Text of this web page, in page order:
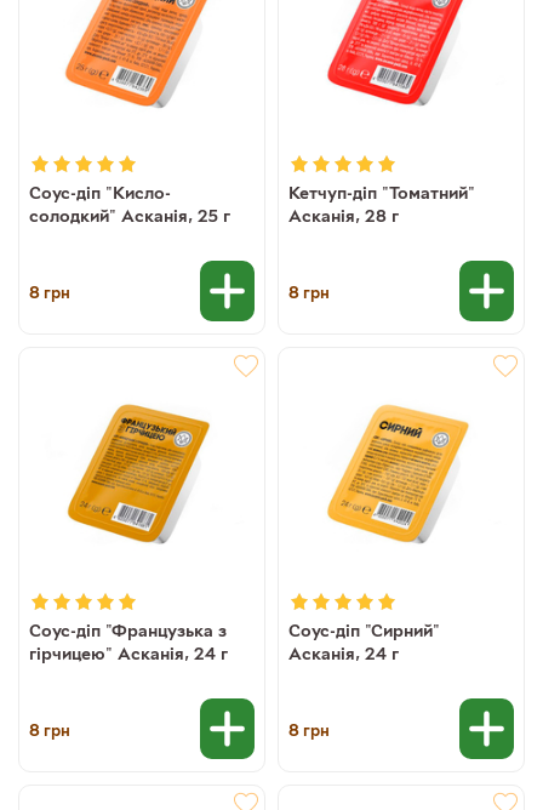
Соус-діп "Кисло-
солодкий" Асканія, 25 г
8грн
Кетчуп-діп "Томатний"
Асканія, 28 г
8грн
Соус-діп "Французька з
гірчицею" Асканія, 24 г
8грн
Соус-діп "Сирний"
Асканія, 24 г
8грн